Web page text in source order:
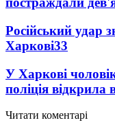
Російський удар
Харкові33
У Харкові
поліція відкрила
Читати коментарі